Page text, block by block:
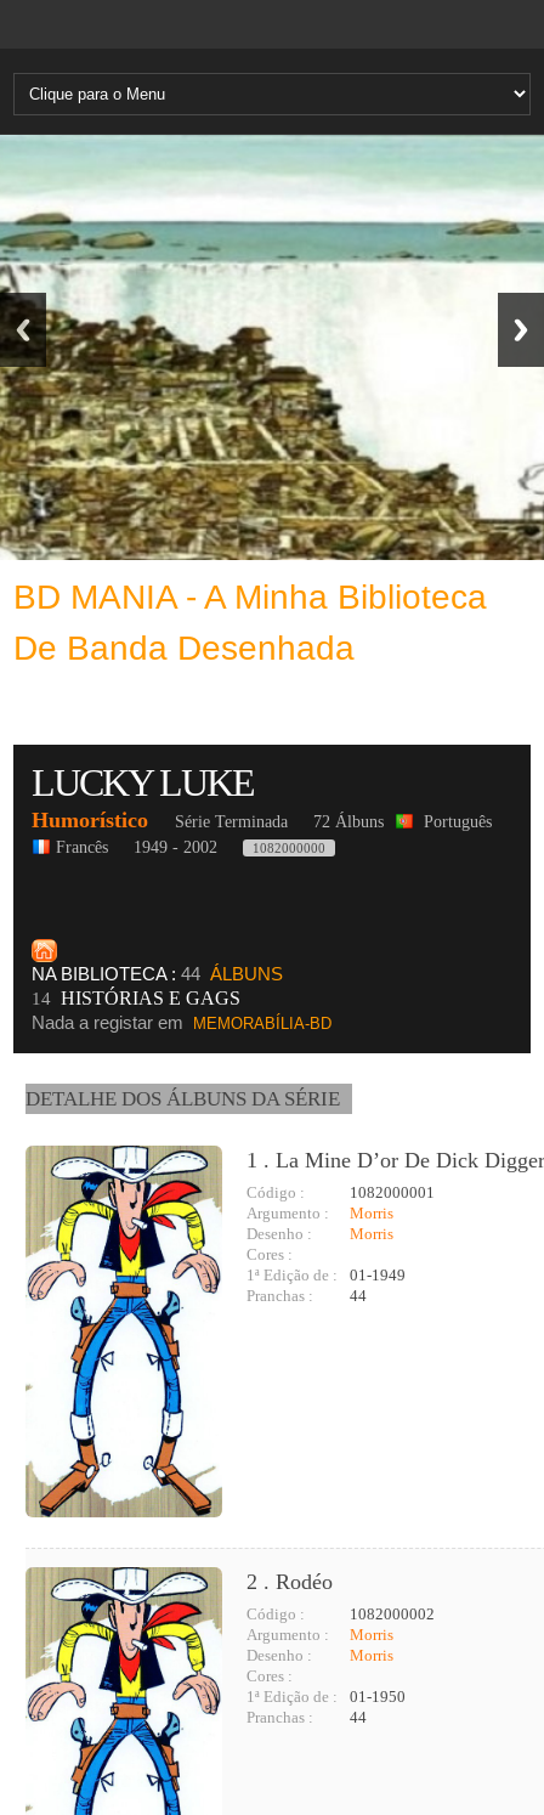
BD MANIA - A Minha Biblioteca
De Banda Desenhada
LUCKY LUKE
Humorístico Série Terminada 72 Álbuns
Português
Francês
1949 - 2002 1082000000
NA BIBLIOTECA :44 ÁLBUNS
14 HISTÓRIAS E GAGS
Nada a registar em
MEMORABÍLIA-BD
DETALHE DOS ÁLBUNS DA SÉRIE
1 . La Mine D’or De Dick
Código :
1082000001
Argumento :
Morris
Desenho :
Morris
Cores :
1ª Edição de :
01-1949
Pranchas :
44
2 . Rodéo
Código :
1082000002
Argumento :
Morris
Desenho :
Morris
Cores :
1ª Edição de :
01-1950
Pranchas :
44